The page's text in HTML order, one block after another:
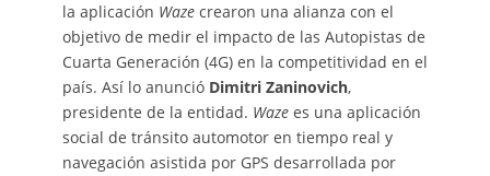
la aplicación Wazecrearon una alianza con el
objetivo de medir el impacto de las Autopistas de
Cuarta Generación (4G) en la competitividad en el
país. Así lo anunció Dimitri Zaninovich,
presidente de la entidad. Wazees una aplicación
social de tránsito automotor en tiempo real y
navegación asistida por GPS desarrollada por